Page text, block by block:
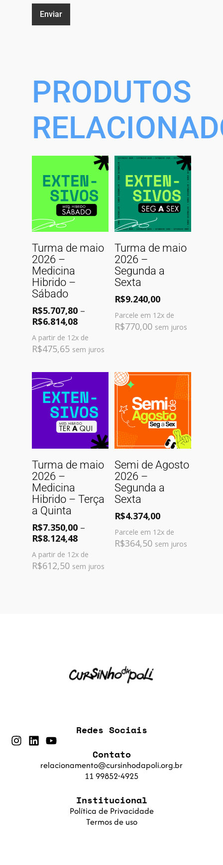
PRODUTOS
Comprar
Turma de maio
2026 –
Medicina
Hibrido –
Sábado
R$5.707,80 –
R$6.814,08
A partir de 12x de
R$475,65 sem juros
Ver Opções
Turma de maio
2026 –
Segunda a
Sexta
R$9.240,00
Parcele em 12x de
R$770,00 sem juros
Comprar
Turma de maio
2026 –
Medicina
Hibrido – Terça
a Quinta
R$7.350,00 –
R$8.124,48
A partir de 12x de
R$612,50 sem juros
Comprar
Semi de Agosto
2026 –
Segunda a
Sexta
R$4.374,00
Parcele em 12x de
R$364,50 sem juros
Institucional
Política de Privacidade
Termos de uso
Contato
relacionamento@cursinhodapoli.org.br
11 99852-4925
Redes Sociais